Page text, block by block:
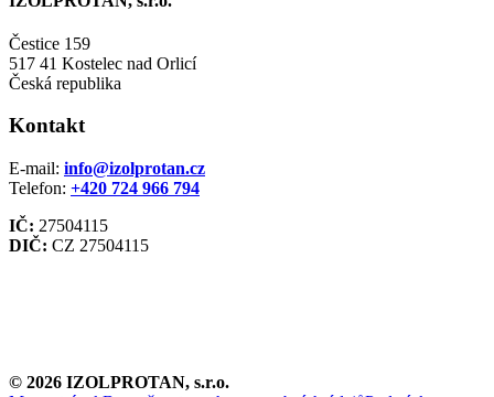
Čestice 159
517 41 Kostelec nad Orlicí
Česká republika
Kontakt
E-mail: info@izolprotan.cz
Telefon: +420 724 966 794
IČ: 27504115
DIČ: CZ 27504115
© 2026 IZOLPROTAN, s.r.o.